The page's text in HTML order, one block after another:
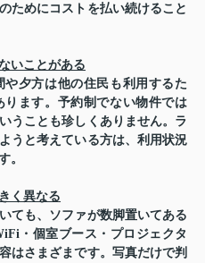
ためにコストを払い続けること
いことがある
夕方は他の住民も利用するた
ます。予約制でない物件では
うことも珍しくありません。ラ
うと考えている方は、利用状況
。
く異なる
ても、ソファが数脚置いてある
・個室ブース・プロジェクタ
はさまざまです。写真だけで判